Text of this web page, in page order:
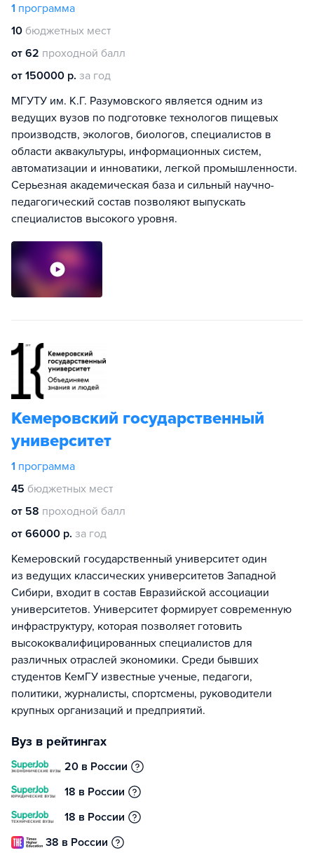
1 программа
10 бюджетных мест
от 62 проходной балл
от 150000 р. за год
МГУТУ им. К.Г. Разумовского является одним из
ведущих вузов по подготовке технологов пищевых
производств, экологов, биологов, специалистов в
области аквакультуры, информационных систем,
автоматизации и инноватики, легкой промышленности.
Серьезная академическая база и сильный научно-
педагогический состав позволяют выпускать
специалистов высокого уровня.
Кемеровский государственный
университет
1 программа
45 бюджетных мест
от 58 проходной балл
от 66000 р. за год
Кемеровский государственный университет один
из ведущих классических университетов Западной
Сибири, входит в состав Евразийской ассоциации
университетов. Университет формирует современную
инфраструктуру, которая позволяет готовить
высококвалифицированных специалистов для
различных отраслей экономики. Среди бывших
студентов КемГУ известные ученые, педагоги,
политики, журналисты, спортсмены, руководители
крупных организаций и предприятий.
Вуз в рейтингах
20 в России
18 в России
18 в России
38 в России